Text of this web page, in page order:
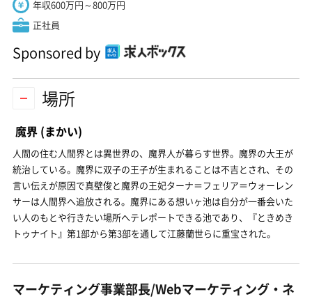
年収600万円～800万円
正社員
Sponsored by
場所
魔界 (まかい)
人間の住む人間界とは異世界の、魔界人が暮らす世界。魔界の大王が
統治している。魔界に双子の王子が生まれることは不吉とされ、その
言い伝えが原因で真壁俊と魔界の王妃ターナ＝フェリア＝ウォーレン
サーは人間界へ追放される。魔界にある想いヶ池は自分が一番会いた
い人のもとや行きたい場所へテレポートできる池であり、『ときめき
トゥナイト』第1部から第3部を通して江藤蘭世らに重宝された。
マーケティング事業部長/Webマーケティング・ネ